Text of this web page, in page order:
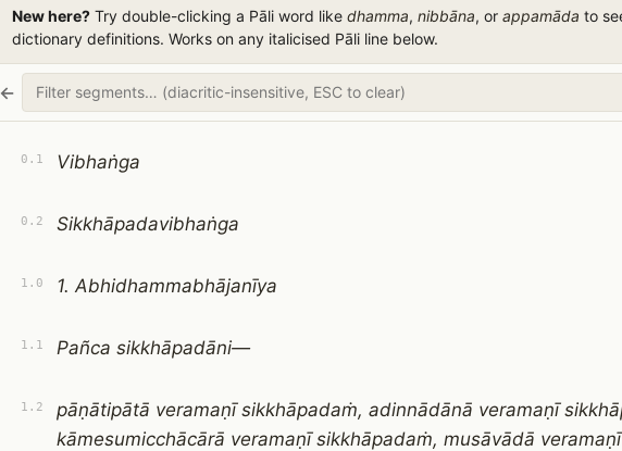
New here? Try double-clicking a Pāli word like dhamma, nibbāna, or appamāda to
dictionary definitions. Works on any italicised Pāli line below.
←
0.1 Vibhaṅga
0.2 Sikkhāpadavibhaṅga
1.0 1. Abhidhammabhājanīya
1.1 Pañca sikkhāpadāni—
1.2
pāṇātipātā veramaṇī sikkhāpadaṁ, adinnādānā veramaṇī
kāmesumicchācārā veramaṇī sikkhāpadaṁ, musāvādā